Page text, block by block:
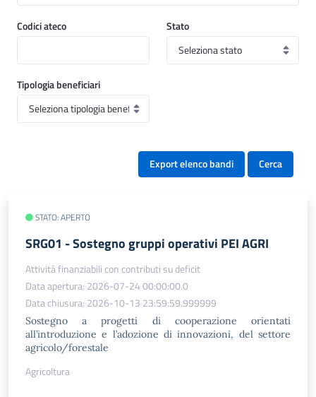
Codici ateco Stato
Tipologia beneficiari
Export elenco bandi Cerca
STATO: APERTO
SRG01 - Sostegno gruppi operativi PEI AGRI
Attività finanziabili con contributi su deficit
Data apertura: 2026-07-24 00:00:00.0
Data chiusura: 2026-10-13 23:59:59.999999
Sostegno a progetti di cooperazione orientati
all’introduzione e l’adozione di innovazioni, del settore
agricolo/forestale
Agricoltura